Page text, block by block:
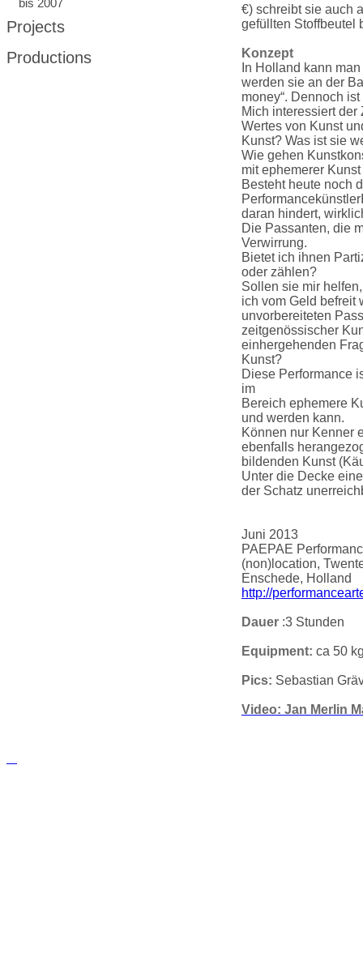
bis 2007
Projects
Productions
€) schreibt sie auch
gefüllten Stoffbeutel
Konzept
In Holland kann
werden sie an der
money“. Dennoch
Mich interessiert
Wertes von Kunst
Kunst? Was ist sie
Wie gehen
mit ephemerer
Besteht heute noch
daran hindert,
Die Passanten, die
Verwirrung.
Bietet ich ihnen
oder zählen?
Sollen sie mir
ich vom Geld befreit
unvorbereiteten
zeitgenössischer
einhergehenden
Kunst?
Diese Performance
im
Bereich ephemere
und werden kann.
Können nur Kenner
ebenfalls
bildenden Kunst
Unter die Decke
der Schatz
Juni 2013
PAEPAE
(non)location,
Enschede, Holland
http://
Dauer :3 Stunden
Equipment: ca 50
Pics: Sebastian
Video: Jan Merlin